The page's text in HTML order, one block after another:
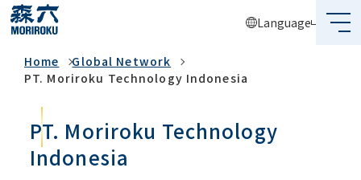
Language
What's MORIROKU?
About Us
Business
Home
Global Network
PT. Moriroku Technology Indonesia
PT. Moriroku Technology
Indonesia